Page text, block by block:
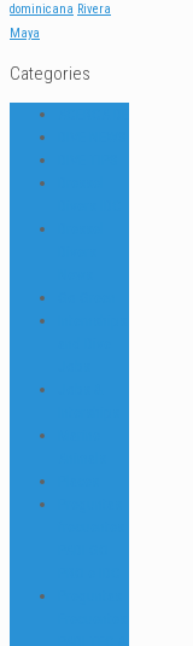
dominicana Rivera
Maya
Categories